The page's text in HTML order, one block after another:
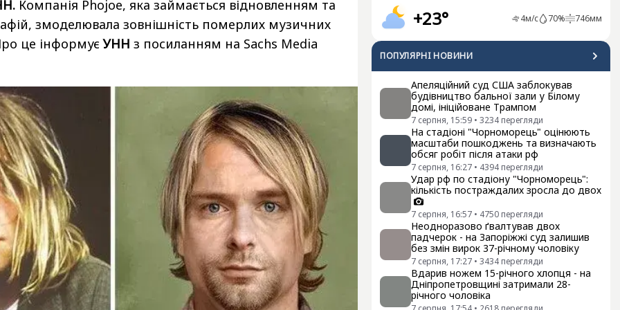
+23° 4м/с 70% 746мм
ПОПУЛЯРНI НОВИНИ
Апеляційний суд США заблокував
будівництво бальної зали у Білому
домі, ініційоване Трампом
7 серпня, 15:59 • 3234 перегляди
На стадіоні "Чорноморець" оцінюють
масштаби пошкоджень та визначають
обсяг робіт після атаки рф
7 серпня, 16:27 • 4394 перегляди
Удар рф по стадіону "Чорноморець":
кількість постраждалих зросла до двох
7 серпня, 16:57 • 4750 перегляди
Неодноразово ґвалтував двох
падчерок - на Запоріжжі суд залишив
без змін вирок 37-річному чоловіку
7 серпня, 17:27 • 3434 перегляди
Вдарив ножем 15-річного хлопця - на
Дніпропетровщині затримали 28-
річного чоловіка
Компанія Phojoe, яка займається відновленням та
змоделювала зовнішність померлих музичних
це інформуєУНН з посиланням на Sachs Media